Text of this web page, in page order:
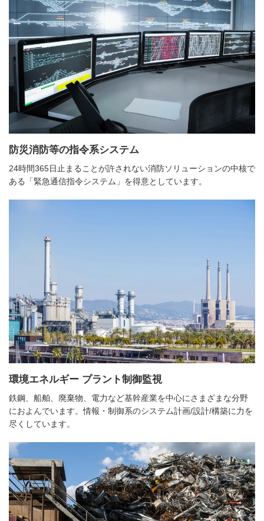
防災消防等の指令系システム
24時間365日止まることが許されない消防ソリューションの中核で
ある「緊急通信指令システム」を得意としています。
環境エネルギー プラント制御監視
鉄鋼、船舶、廃棄物、電力など基幹産業を中心にさまざまな分野
におよんでいます。情報・制御系のシステム計画/設計/構築に力を
尽くしています。